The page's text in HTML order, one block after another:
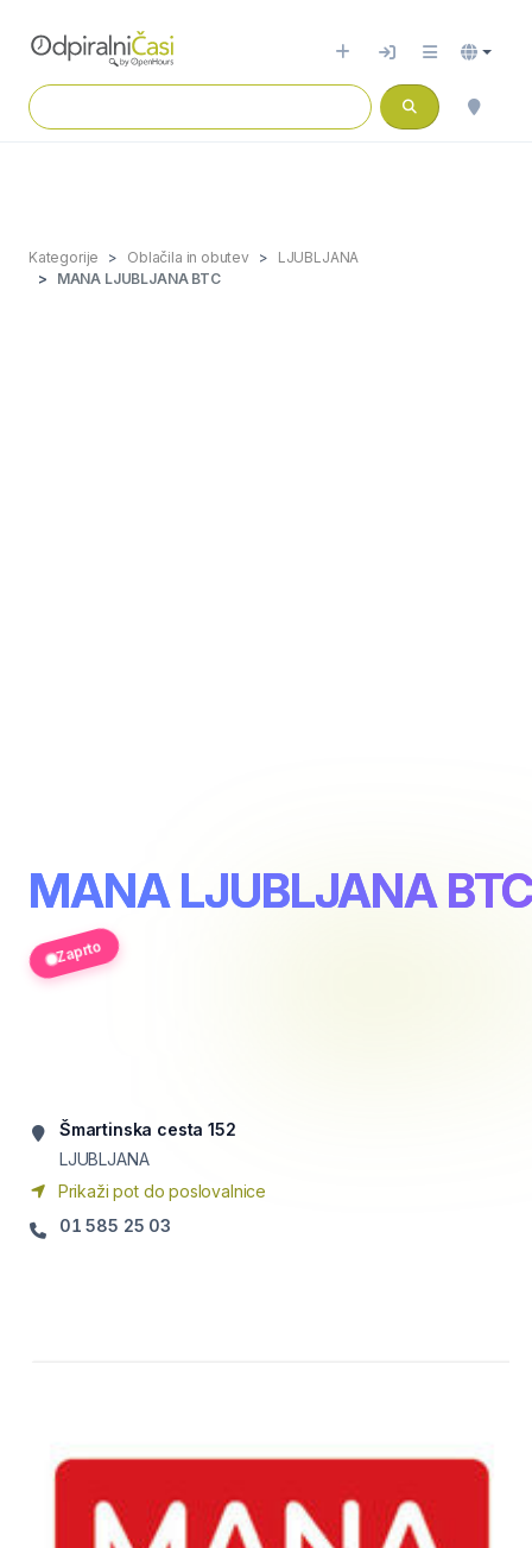
Kategorije Oblačila in obutev
LJUBLJANA
MANA LJUBLJANA BTC
MANA LJUBLJANA
Zaprto
Šmartinska cesta 152
LJUBLJANA
Prikaži pot do poslovalnice
01 585 25 03